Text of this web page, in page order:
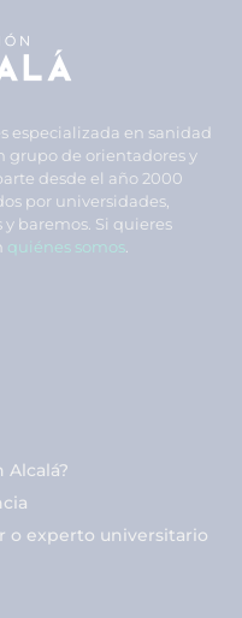
especializada en sanidad
grupo de orientadores y
desde el año 2000
por universidades,
baremos. Si quieres
quiénes somos
o experto universitario